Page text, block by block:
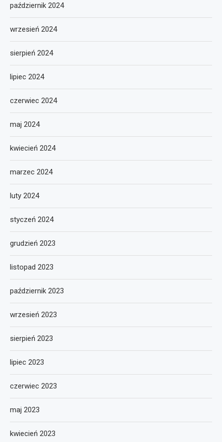
październik 2024
wrzesień 2024
sierpień 2024
lipiec 2024
czerwiec 2024
maj 2024
kwiecień 2024
marzec 2024
luty 2024
styczeń 2024
grudzień 2023
listopad 2023
październik 2023
wrzesień 2023
sierpień 2023
lipiec 2023
czerwiec 2023
maj 2023
kwiecień 2023